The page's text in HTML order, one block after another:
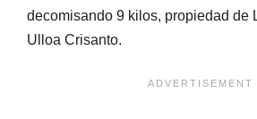
decomisando 9 kilos, propiedad de
Ulloa Crisanto.